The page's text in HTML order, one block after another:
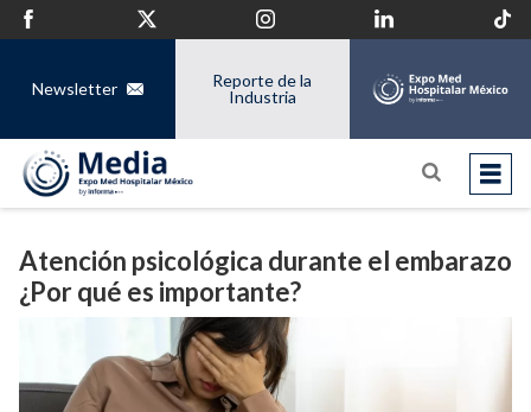
Newsletter
Reporte de la
Industria
Atención psicológica durante el embarazo
¿Por qué es importante?